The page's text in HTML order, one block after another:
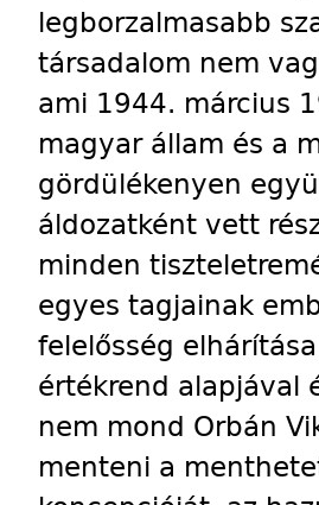
legborzalmasabb
társadalom nem
ami 1944. március
magyar állam és a
gördülékenyen
áldozatként vett
minden
egyes tagjainak
felelősség
értékrend alapjával
nem mond Orbán
menteni a